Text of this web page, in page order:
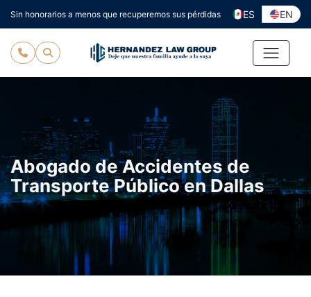
al
contenido
Sin honorarios a menos que recuperemos sus pérdidas ES EN
Abogado de Accidentes de
Transporte Público en Dallas